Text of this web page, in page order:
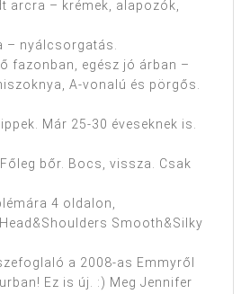
arcra – krémek, alapozók,
– nyálcsorgatás.
fazonban, egész jó árban –
A-vonalú és pörgős.
Már 25-30 éveseknek is.
bőr. Bocs, vissza. Csak
4 oldalon,
Smooth&Silky
a 2008-as Emmyről
Ez is új. :) Meg Jennifer